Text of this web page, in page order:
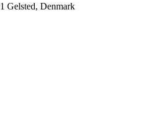
Gelsted, Denmark